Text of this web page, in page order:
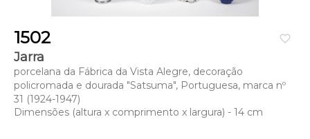
favorite_border
1502
Jarra
porcelana da Fábrica da Vista Alegre, decoração
policromada e dourada "Satsuma", Portuguesa, marca nº
31 (1924-1947)
Dimensões (altura x comprimento x largura) - 14 cm